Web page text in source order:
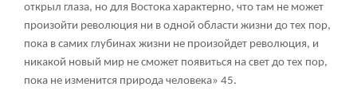
открыл глаза, но для Востока характерно, что там не может
произойти революция ни в одной области жизни до тех пор,
пока в самих глубинах жизни не произойдет революция, и
никакой новый мир не сможет появиться на свет до тех пор,
пока не изменится природа человека» 45.